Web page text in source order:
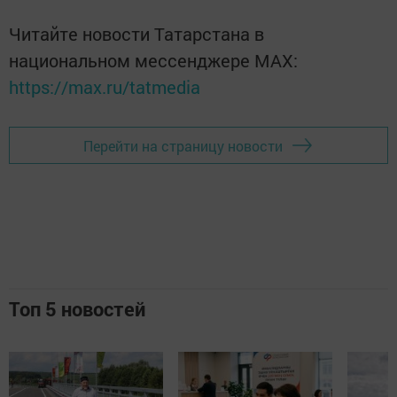
Читайте новости Татарстана в
национальном мессенджере MАХ:
https://max.ru/tatmedia
Перейти на страницу новости
Топ 5 новостей